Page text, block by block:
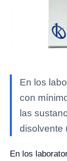
En los
con
las
disolvente
En los